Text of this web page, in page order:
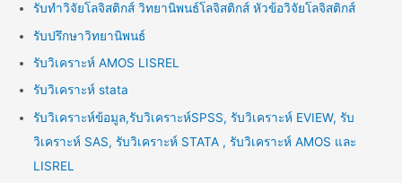
รับทำวิจัยโลจิสติกส์ วิทยานิพนธ์โลจิสติกส์ หัวข้อวิจัยโลจิสติกส์
รับปรึกษาวิทยานิพนธ์
รับวิเคราะห์ AMOS LISREL
รับวิเคราะห์ stata
รับวิเคราะห์ข้อมูล,รับวิเคราะห์SPSS, รับวิเคราะห์ EVIEW, รับ
วิเคราะห์ SAS, รับวิเคราะห์ STATA , รับวิเคราะห์ AMOS และ
LISREL